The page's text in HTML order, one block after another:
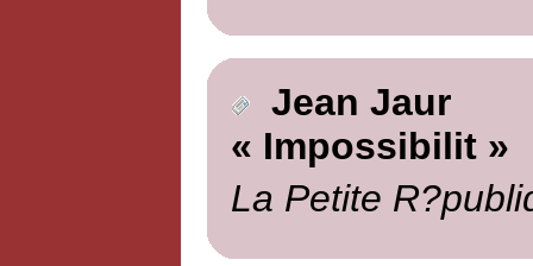
Jean Jaur
« Impossibilit »
La Petite